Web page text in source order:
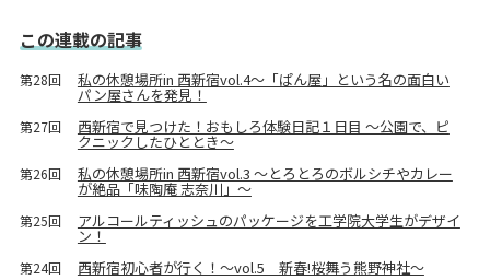
この連載の記事
第28回 私の休憩場所in 西新宿vol.4〜「ぱん屋」という名の面白い
パン屋さんを発見！
第27回 西新宿で見つけた！おもしろ体験日記１日目 ～公園で、ピ
クニックしたひととき～
第26回 私の休憩場所in 西新宿vol.3 ～とろとろのボルシチやカレー
が絶品「味陶庵 志奈川」～
第25回 アルコールティッシュのパッケージを工学院大学生がデザイ
ン！
第24回 西新宿初心者が行く！～vol.5 新春!桜舞う熊野神社～